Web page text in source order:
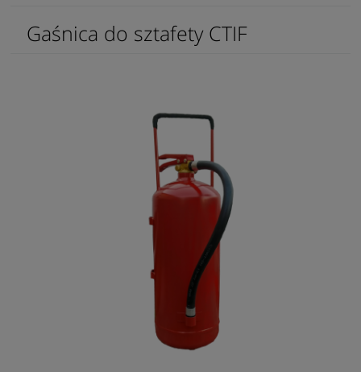
Gaśnica do sztafety CTIF